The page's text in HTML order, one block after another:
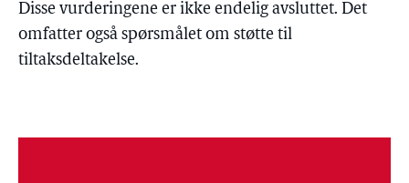
Disse vurderingene er ikke endelig avsluttet. Det
omfatter også spørsmålet om støtte til
tiltaksdeltakelse.